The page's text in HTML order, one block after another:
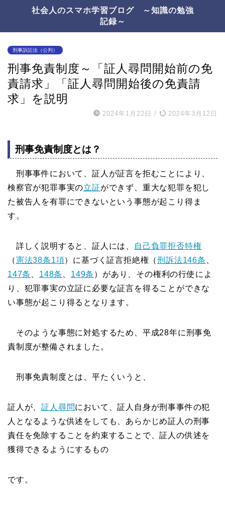
社会人のスマホ学習ブログ ～知識の勉強
記録～
刑事訴訟法（公判）
刑事免責制度～「証人尋問開始前の免
責請求」「証人尋問開始後の免責請
求」を説明
2024年1月22日 / 2024年3月12日
刑事免責制度とは？
刑事事件において、証人が証言を拒むことにより、
検察官が犯罪事実の立証ができず、重大な犯罪を犯し
た被告人を有罪にできないという事態が起こり得ま
す。
詳しく説明すると、証人には、
自己負罪拒否特権
（憲法38条1項） に基づく証言拒絶権（刑訴法146条
147条
148条 149条 ）があり、その権利の行使によ
り、犯罪事実の立証に必要な証言を得ることができな
い事態が起こり得るとなります。
そのような事態に対処するため、平成28年に刑事免
責制度が整備されました。
刑事免責制度とは、平たくいうと、
証人が、証人尋問において、証人自身が刑事事件の犯
人となるような供述をしても、あらかじめ証人の刑事
責任を免除することを約束することで、証人の供述を
獲得できるようにするもの
です。